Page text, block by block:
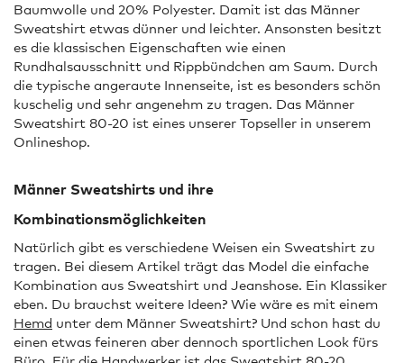
Baumwolle und 20% Polyester. Damit ist das Männer
Sweatshirt etwas dünner und leichter. Ansonsten besitzt
es die klassischen Eigenschaften wie einen
Rundhalsausschnitt und Rippbündchen am Saum. Durch
die typische angeraute Innenseite, ist es besonders schön
kuschelig und sehr angenehm zu tragen. Das Männer
Sweatshirt 80-20 ist eines unserer Topseller in unserem
Onlineshop.
Männer Sweatshirts und ihre
Kombinationsmöglichkeiten
Natürlich gibt es verschiedene Weisen ein Sweatshirt zu
tragen. Bei diesem Artikel trägt das Model die einfache
Kombination aus Sweatshirt und Jeanshose. Ein Klassiker
eben. Du brauchst weitere Ideen? Wie wäre es mit einem
Hemd unter dem Männer Sweatshirt? Und schon hast du
einen etwas feineren aber dennoch sportlichen Look fürs